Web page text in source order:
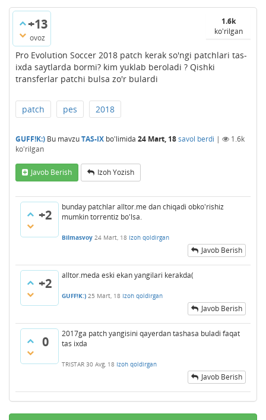
+13
ovoz
1.6k
ko'rilgan
Pro Evolution Soccer 2018 patch kerak so'ngi patchlari tas-
ixda saytlarda bormi? kim yuklab beroladi ? Qishki
transferlar patchi bulsa zo'r bulardi
patch pes 2018
GUFF!K:) Bu mavzuTAS-IX bo'limida 24 Mart, 18savol berdi |
1.6k
ko'rilgan
Javob Berish Izoh Yozish
+2
bunday patchlar alltor.me dan chiqadi obko'rishiz
mumkin torrentiz bo'lsa.
Bilmasvoy 24 Mart, 18 Izoh qoldirgan
Javob Berish
+2
alltor.meda eski ekan yangilari kerakda(
GUFF!K:) 25 Mart, 18 Izoh qoldirgan
Javob Berish
0
2017ga patch yangisini qayerdan tashasa buladi faqat
tas ixda
TRISTAR 30 Avg, 18 Izoh qoldirgan
Javob Berish